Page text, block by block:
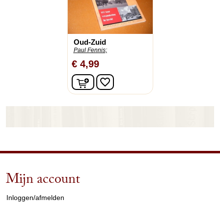
Oud-Zuid
Paul Fennis;
€ 4,99
In winkelwagen
favorite_border
Mijn account
Inloggen/afmelden